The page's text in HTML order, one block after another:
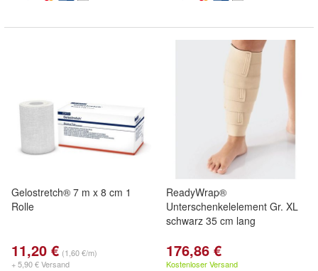
Gelostretch® 7 m x 8 cm 1
Rolle
11,20 € (1,60 €/m)
+ 5,90 € Versand
ReadyWrap®
Unterschenkelelement Gr. XL
schwarz 35 cm lang
176,86 €
Kostenloser Versand